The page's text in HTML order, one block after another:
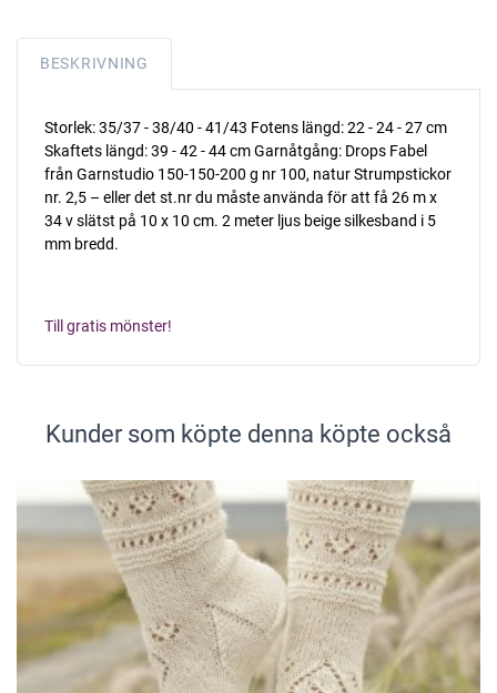
BESKRIVNING
Storlek: 35/37 - 38/40 - 41/43 Fotens längd: 22 - 24 - 27 cm
Skaftets längd: 39 - 42 - 44 cm Garnåtgång: Drops Fabel
från Garnstudio 150-150-200 g nr 100, natur Strumpstickor
nr. 2,5 – eller det st.nr du måste använda för att få 26 m x
34 v slätst på 10 x 10 cm. 2 meter ljus beige silkesband i 5
mm bredd.
Till gratis mönster!
Kunder som köpte denna köpte också